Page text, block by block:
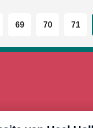
69 70 71